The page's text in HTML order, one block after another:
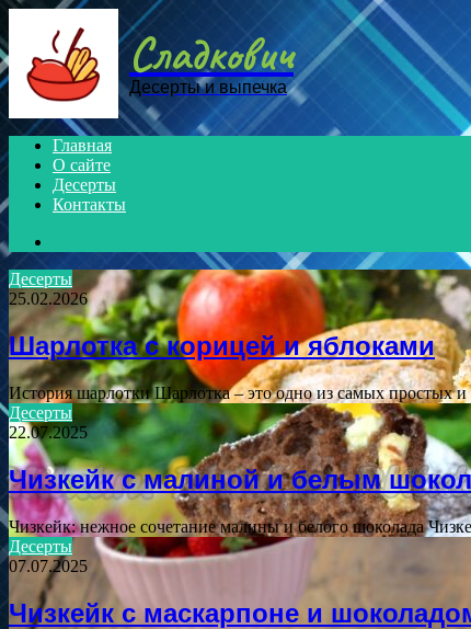
Сладкович
Десерты и выпечка
Главная
О сайте
Десерты
Контакты
for
Десерты
25.02.2026
Шарлотка с корицей и яблоками
История шарлотки Шарлотка – это одно из самых простых
Десерты
22.07.2025
Чизкейк с малиной и белым
Чизкейк: нежное сочетание малины и белого шоколада
Десерты
07.07.2025
Чизкейк с маскарпоне и